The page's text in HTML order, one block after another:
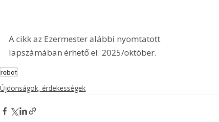
A cikk az Ezermester alábbi nyomtatott
lapszámában érhető el: 2025/október.
robot
Újdonságok, érdekességek